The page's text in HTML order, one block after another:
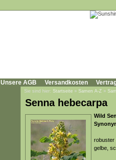
Unsere AGB Versandkosten
Sie sind hier: Startseite » Samen A-Z »
Senna hebecarpa
Wild
robuster
gelbe,